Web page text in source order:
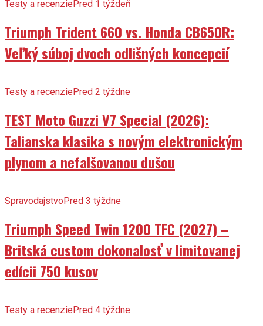
Testy a recenziePred 1 týždeň
Triumph Trident 660 vs. Honda CB650R:
Veľký súboj dvoch odlišných koncepcií
Testy a recenziePred 2 týždne
TEST Moto Guzzi V7 Special (2026):
Talianska klasika s novým elektronickým
plynom a nefalšovanou dušou
SpravodajstvoPred 3 týždne
Triumph Speed Twin 1200 TFC (2027) –
Britská custom dokonalosť v limitovanej
edícii 750 kusov
Testy a recenziePred 4 týždne